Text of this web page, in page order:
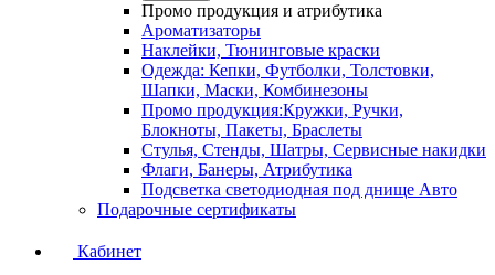
Промо продукция и атрибутика
Ароматизаторы
Наклейки, Тюнинговые краски
Одежда: Кепки, Футболки, Толстовки,
Шапки, Маски, Комбинезоны
Промо продукция:Кружки, Ручки,
Блокноты, Пакеты, Браслеты
Стулья, Стенды, Шатры, Сервисные накидки
Флаги, Банеры, Атрибутика
Подсветка светодиодная под днище Авто
Подарочные сертификаты
Кабинет